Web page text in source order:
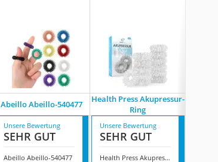
Abeillo Abeillo-540477
Health Press Akupressur-
Ring
Unsere Bewertung
SEHR GUT
Abeillo Abeillo-540477
Unsere Bewertung
SEHR GUT
Health Press Akupressur-Ring